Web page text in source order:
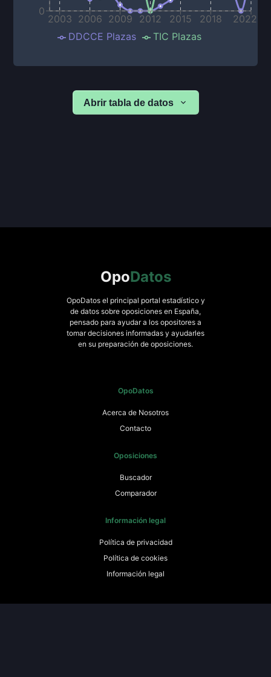
2003 2006 2009 2012 2015 2018 2022
0
DDCCE Plazas TIC Plazas
Abrir tabla de datos
OpoDatos
OpoDatos el principal portal estadístico y
de datos sobre oposiciones en España,
pensado para ayudar a los opositores a
tomar decisiones informadas y ayudarles
en su preparación de oposiciones.
OpoDatos
Acerca de Nosotros
Contacto
Oposiciones
Buscador
Comparador
Información legal
Política de privacidad
Política de cookies
Información legal